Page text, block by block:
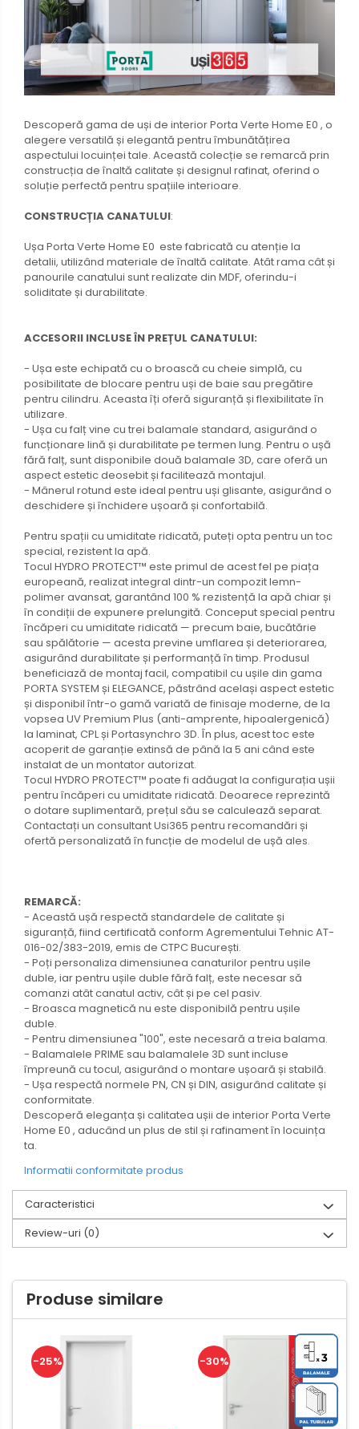
Descoperă gama de uși de interior Porta Verte Home E0 , o
alegere versatilă și elegantă pentru îmbunătățirea
aspectului locuinței tale. Această colecție se remarcă prin
construcția de înaltă calitate și designul rafinat, oferind o
soluție perfectă pentru spațiile interioare.
CONSTRUCȚIA CANATULUI:
Ușa Porta Verte Home E0 este fabricată cu atenție la
detalii, utilizând materiale de înaltă calitate. Atât rama cât și
panourile canatului sunt realizate din MDF, oferindu-i
soliditate și durabilitate.
ACCESORII INCLUSE ÎN PREȚUL CANATULUI:
- Ușa este echipată cu o broască cu cheie simplă, cu
posibilitate de blocare pentru uși de baie sau pregătire
pentru cilindru. Aceasta îți oferă siguranță și flexibilitate în
utilizare.
- Ușa cu falț vine cu trei balamale standard, asigurând o
funcționare lină și durabilitate pe termen lung. Pentru o ușă
fără falț, sunt disponibile două balamale 3D, care oferă un
aspect estetic deosebit și facilitează montajul.
- Mânerul rotund este ideal pentru uși glisante, asigurând o
deschidere și închidere ușoară și confortabilă.
Pentru spații cu umiditate ridicată, puteți opta pentru un toc
special, rezistent la apă.
Tocul HYDRO PROTECT™ este primul de acest fel pe piața
europeană, realizat integral dintr-un compozit lemn-
polimer avansat, garantând 100 % rezistență la apă chiar și
în condiții de expunere prelungită. Conceput special pentru
încăperi cu umiditate ridicată — precum baie, bucătărie
sau spălătorie — acesta previne umflarea și deteriorarea,
asigurând durabilitate și performanță în timp. Produsul
beneficiază de montaj facil, compatibil cu ușile din gama
PORTA SYSTEM și ELEGANCE, păstrând același aspect estetic
și disponibil într-o gamă variată de finisaje moderne, de la
vopsea UV Premium Plus (anti-amprente, hipoalergenică)
la laminat, CPL și Portasynchro 3D. În plus, acest toc este
acoperit de garanție extinsă de până la 5 ani când este
instalat de un montator autorizat.
Tocul HYDRO PROTECT™ poate fi adăugat la configurația ușii
pentru încăperi cu umiditate ridicată. Deoarece reprezintă
o dotare suplimentară, prețul său se calculează separat.
Contactați un consultant Usi365 pentru recomandări și
ofertă personalizată în funcție de modelul de ușă ales.
REMARCĂ:
- Această ușă respectă standardele de calitate și
siguranță, fiind certificată conform Agrementului Tehnic AT-
016-02/383-2019, emis de CTPC București.
- Poți personaliza dimensiunea canaturilor pentru ușile
duble, iar pentru ușile duble fără falț, este necesar să
comanzi atât canatul activ, cât și pe cel pasiv.
- Broasca magnetică nu este disponibilă pentru ușile
duble.
- Pentru dimensiunea "100", este necesară a treia balama.
- Balamalele PRIME sau balamalele 3D sunt incluse
împreună cu tocul, asigurând o montare ușoară și stabilă.
- Ușa respectă normele PN, CN și DIN, asigurând calitate și
conformitate.
Descoperă eleganța și calitatea ușii de interior Porta Verte
Home E0 , aducând un plus de stil și rafinament în locuința
ta.
Informatii conformitate produs
Caracteristici
Review-uri (0)
Produse similare
-25% -30%